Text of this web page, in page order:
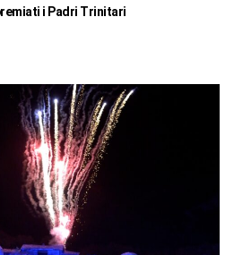
i Padri Trinitari